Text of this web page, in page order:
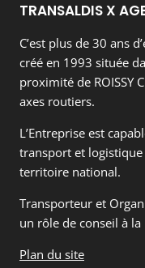
TRANSALDIS X
C’est plus de 30 ans
créé en 1993 située
proximité de ROISSY
axes routiers.
L’Entreprise est
transport et logistique
territoire national.
Transporteur et
un rôle de conseil à
Plan du site